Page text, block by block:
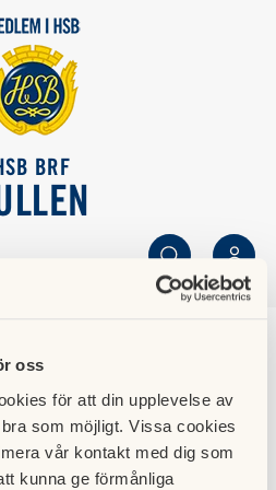
oss
för att din upplevelse av
som möjligt. Vissa cookies
vår kontakt med dig som
kunna ge förmånliga
BRF
SÖK LOGGA IN
till
2022-11-